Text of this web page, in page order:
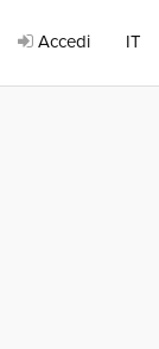
Accedi IT